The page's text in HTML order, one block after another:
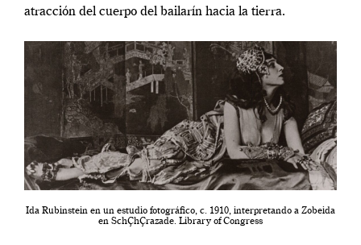
atracción del cuerpo del bailarín hacia la tierra.
Ida Rubinstein en un estudio fotográfico, c. 1910, interpretando a Zobeida
en SchÇhÇrazade. Library of Congress